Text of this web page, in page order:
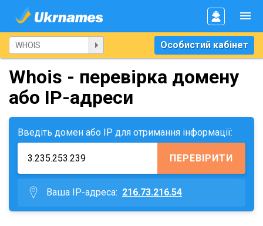
Особистий кабінет
Whois - перевірка домену
або IP-адреси
Введіть домен або IP для отримання інформації:
ПЕРЕВІРИТИ
Ваша IP-адреса: 216.73.216.54